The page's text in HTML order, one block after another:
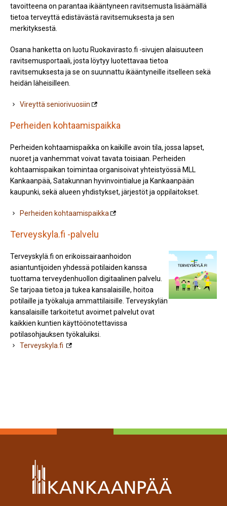
tavoitteena on parantaa ikääntyneen ravitsemusta lisäämällä
tietoa terveyttä edistävästä ravitsemuksesta ja sen
merkityksestä.
Osana hanketta on luotu Ruokavirasto.fi -sivujen alaisuuteen
ravitsemusportaali, josta löytyy luotettavaa tietoa
ravitsemuksesta ja se on suunnattu ikääntyneille itselleen sekä
heidän läheisilleen.
Vireyttä seniorivuosiin
Perheiden kohtaamispaikka
Perheiden kohtaamispaikka on kaikille avoin tila, jossa lapset,
nuoret ja vanhemmat voivat tavata toisiaan. Perheiden
kohtaamispaikan toimintaa organisoivat yhteistyössä MLL
Kankaanpää, Satakunnan hyvinvointialue ja Kankaanpään
kaupunki, sekä alueen yhdistykset, järjestöt ja oppilaitokset.
Perheiden kohtaamispaikka
Terveyskyla.fi -palvelu
Terveyskylä.fi on erikoissairaanhoidon
asiantuntijoiden yhdessä potilaiden kanssa
tuottama terveydenhuollon digitaalinen palvelu.
Se tarjoaa tietoa ja tukea kansalaisille, hoitoa
potilaille ja työkaluja ammattilaisille. Terveyskylän
kansalaisille tarkoitetut avoimet palvelut ovat
kaikkien kuntien käyttöönotettavissa
potilasohjauksen työkaluiksi.
Terveyskyla.fi